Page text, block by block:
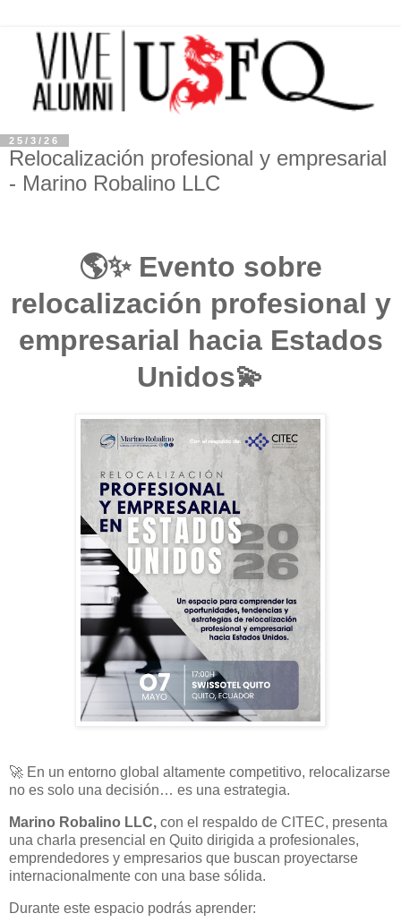
25/3/26
Relocalización profesional y empresarial
- Marino Robalino LLC
🌎✨ Evento sobre
relocalización profesional y
empresarial hacia Estados
Unidos💫
🚀 En un entorno global altamente competitivo, relocalizarse
no es solo una decisión… es una estrategia.
Marino Robalino LLC, con el respaldo de CITEC, presenta
una charla presencial en Quito dirigida a profesionales,
emprendedores y empresarios que buscan proyectarse
internacionalmente con una base sólida.
Durante este espacio podrás aprender: